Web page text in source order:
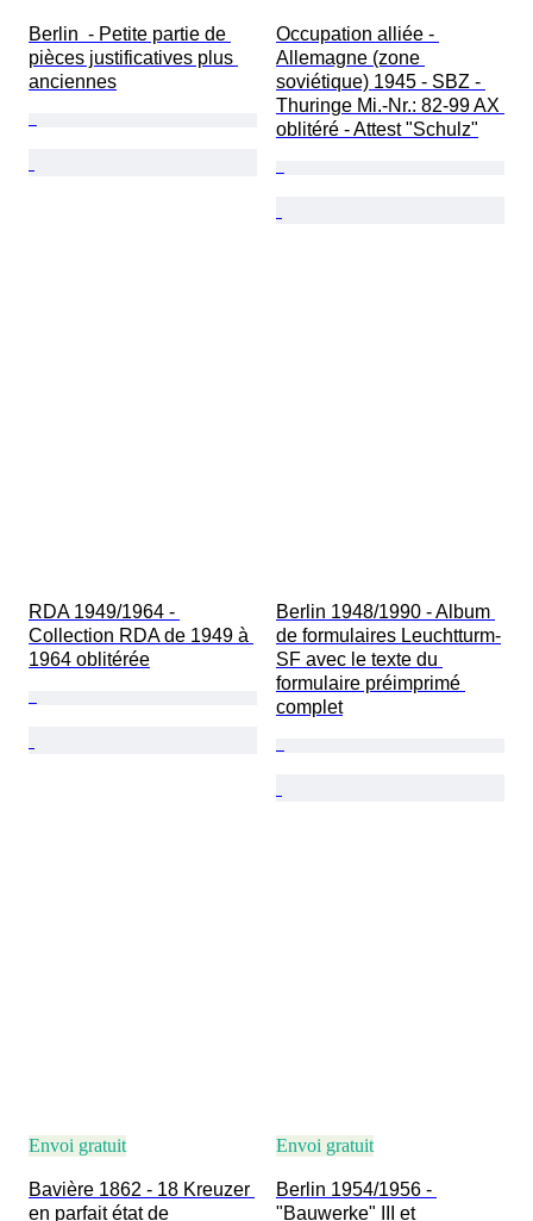
Berlin  - Petite partie de
pièces justificatives plus
anciennes
Occupation alliée -
Allemagne (zone
soviétique) 1945 - SBZ -
Thuringe Mi.-Nr.: 82-99 AX
oblitéré - Attest "Schulz"
RDA 1949/1964 -
Collection RDA de 1949 à
1964 oblitérée
Berlin 1948/1990 - Album
de formulaires Leuchtturm-
SF avec le texte du
formulaire préimprimé
complet
Envoi gratuit
Bavière 1862 - 18 Kreuzer
en parfait état de
Envoi gratuit
Berlin 1954/1956 -
"Bauwerke" III et